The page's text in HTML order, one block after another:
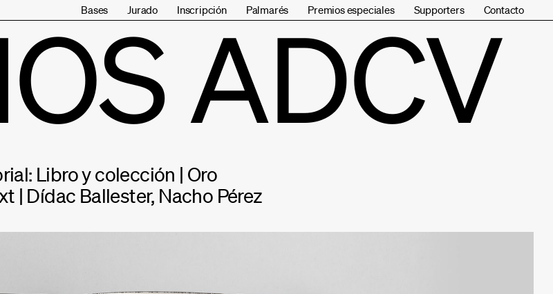
Bases Jurado Inscripción Palmarés Premios especiales Supporters Contacto
ADCV
Libro y colección | Oro
| Dídac Ballester, Nacho Pérez